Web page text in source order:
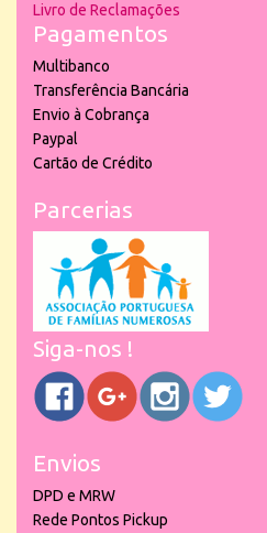
Livro de Reclamações
Pagamentos
Multibanco
Transferência Bancária
Envio à Cobrança
Paypal
Cartão de Crédito
Parcerias
Siga-nos !
Envios
DPD e MRW
Rede Pontos Pickup